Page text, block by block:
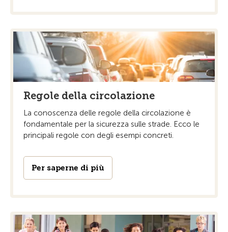
Regole della circolazione
La conoscenza delle regole della circolazione è
fondamentale per la sicurezza sulle strade. Ecco le
principali regole con degli esempi concreti.
Per saperne di più